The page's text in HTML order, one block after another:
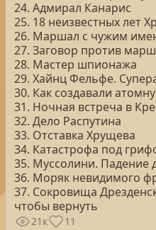
24. Адмирал Канарис
25. 18 неизвестных лет
26. Маршал с чужим
27. Заговор против
28. Мастер шпионажа
29. Хайнц Фельфе.
30. Как создавали
31. Ночная встреча в
32. Дело Распутина
33. Отставка Хрущева
34. Катастрофа под
35. Муссолини. Падение
36. Моряк невидимого
37. Сокровища
чтобы вернуть
21к 11